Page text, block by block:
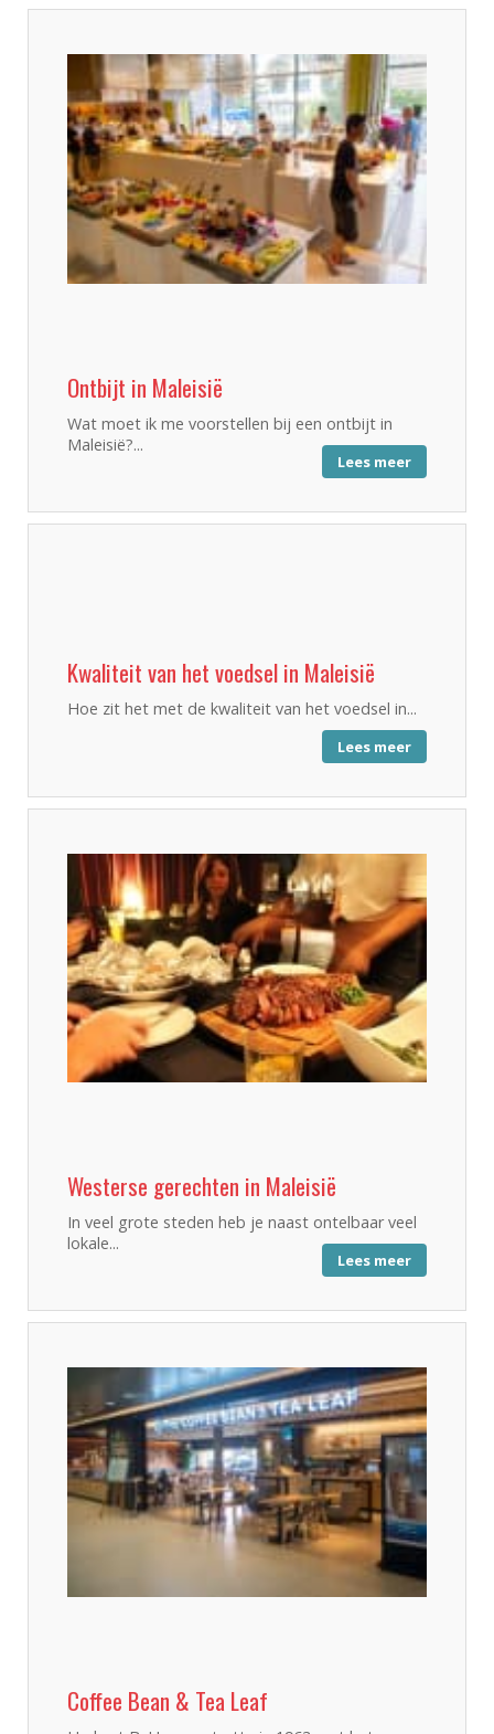
Ontbijt in Maleisië
Wat moet ik me voorstellen bij een ontbijt in
Maleisië?...
Lees meer
Kwaliteit van het voedsel in Maleisië
Hoe zit het met de kwaliteit van het voedsel in...
Lees meer
Westerse gerechten in Maleisië
In veel grote steden heb je naast ontelbaar veel
lokale...
Lees meer
Coffee Bean & Tea Leaf